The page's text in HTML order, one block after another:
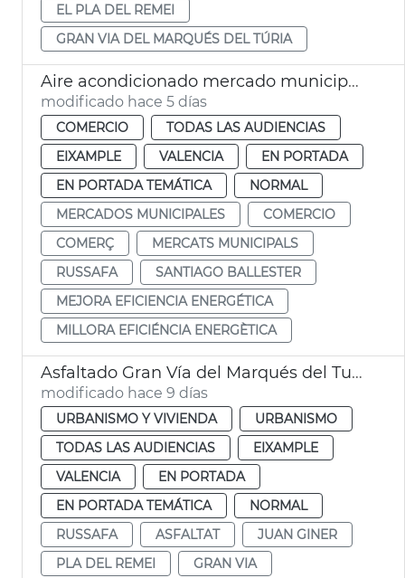
EL PLA DEL REMEI
GRAN VIA DEL MARQUÉS DEL TÚRIA
Aire acondicionado mercado municipal Russafa
modificado hace 5 días
COMERCIO
TODAS LAS AUDIENCIAS
EIXAMPLE
VALENCIA
EN PORTADA
EN PORTADA TEMÁTICA
NORMAL
MERCADOS MUNICIPALES
COMERCIO
COMERÇ
MERCATS MUNICIPALS
RUSSAFA
SANTIAGO BALLESTER
MEJORA EFICIENCIA ENERGÉTICA
MILLORA EFICIÉNCIA ENERGÈTICA
Asfaltado Gran Vía del Marqués del Turia València
modificado hace 9 días
URBANISMO Y VIVIENDA
URBANISMO
TODAS LAS AUDIENCIAS
EIXAMPLE
VALENCIA
EN PORTADA
EN PORTADA TEMÁTICA
NORMAL
RUSSAFA
ASFALTAT
JUAN GINER
PLA DEL REMEI
GRAN VIA